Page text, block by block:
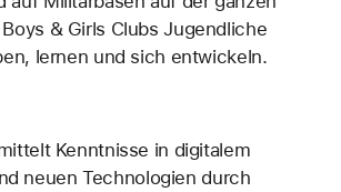
& Girls Clubs Jugendliche
lernen und sich entwickeln.
Kenntnisse in digitalem
neuen Technologien durch